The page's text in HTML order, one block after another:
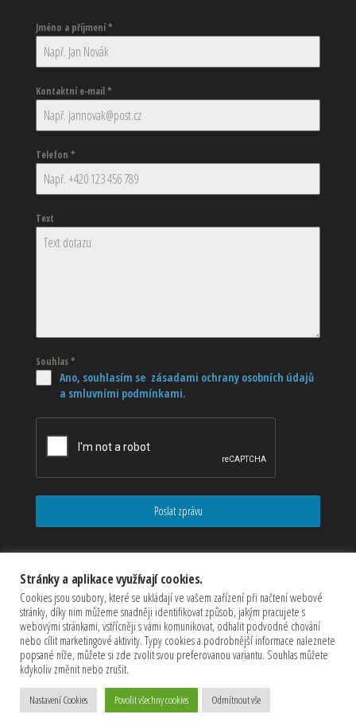
Jméno a příjmení*
Kontaktní e-mail*
Telefon *
Text
Souhlas*
Ano, souhlasím se zásadami ochrany osobních údajů
a smluvními podmínkami.
Poslat zprávu
vyhrazena)
Stránky a aplikace využívají cookies.
Cookies jsou soubory, které se ukládají ve vašem zařízení při načtení webové
stránky, díky nim můžeme snadněji identifikovat způsob, jakým pracujete s
webovými stránkami, vstřícněji s vámi komunikovat, odhalit podvodné chování
nebo cílit marketingové aktivity. Typy cookies a podrobnější informace naleznete
popsané níže, můžete si zde zvolit svou preferovanou variantu. Souhlas můžete
kdykoliv změnit nebo zrušit.
Nastavení Cookies Povolit všechny cookies Odmítnout vše